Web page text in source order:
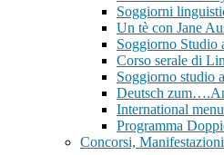
Soggiorni
Un tè con Jane
Soggiorno Studio
Corso serale di
Soggiorno studio
Deutsch
International menu
Programma
Concorsi,